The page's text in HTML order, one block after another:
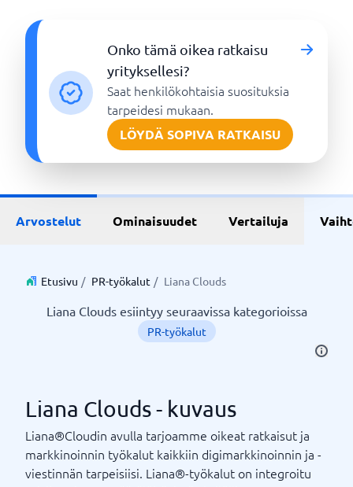
Onko tämä oikea ratkaisu
yrityksellesi?
Saat henkilökohtaisia suosituksia
tarpeidesi mukaan.
LÖYDÄ SOPIVA RATKAISU
Arvostelut Ominaisuudet Vertailuja
Etusivu / PR-työkalut / Liana Clouds
Liana Clouds esiintyy seuraavissa kategorioissa
PR-työkalut
Liana Clouds - kuvaus
Liana®Cloudin avulla tarjoamme oikeat ratkaisut ja
markkinoinnin työkalut kaikkiin digimarkkinoinnin ja -
viestinnän tarpeisiisi. Liana®-työkalut on integroitu